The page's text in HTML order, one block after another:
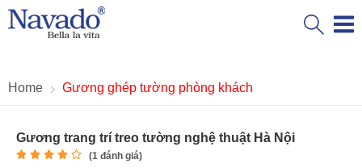
Home Gương ghép tường phòng khách
Gương trang trí treo tường nghệ thuật Hà Nội
(1 đánh giá)